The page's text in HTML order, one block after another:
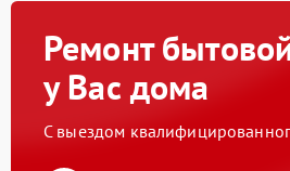
Ремонт
у Вас дома
С выездом